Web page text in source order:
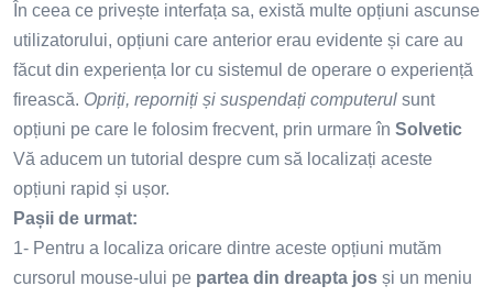
În ceea ce privește interfața sa, există multe opțiuni ascunse
utilizatorului, opțiuni care anterior erau evidente și care au
făcut din experiența lor cu sistemul de operare o experiență
firească. Opriți, reporniți și suspendați computerul sunt
opțiuni pe care le folosim frecvent, prin urmare în Solvetic
Vă aducem un tutorial despre cum să localizați aceste
opțiuni rapid și ușor.
Pașii de urmat:
1- Pentru a localiza oricare dintre aceste opțiuni mutăm
cursorul mouse-ului pe partea din dreapta jos și un meniu